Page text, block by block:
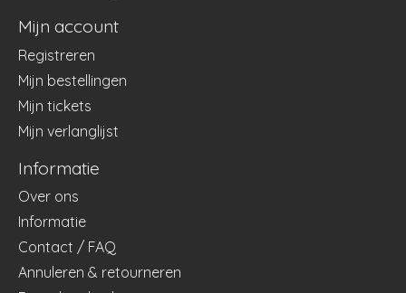
Mijn account
Registreren
Mijn bestellingen
Mijn tickets
Mijn verlanglijst
Informatie
Over ons
Informatie
Contact / FAQ
Annuleren & retourneren